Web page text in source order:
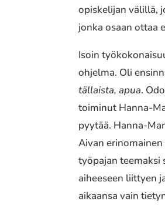
opiskelijan välillä,
jonka osaan ottaa
Isoin
ohjelma. Oli
tällaista, apua.
toiminut Hanna-
pyytää. Hanna-
Aivan
työpajan teemaksi
aiheeseen liittyen
aikaansa vain